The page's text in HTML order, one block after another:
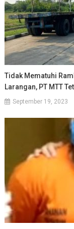
Tidak Mematuhi
Larangan, PT MTT
September 19, 2023